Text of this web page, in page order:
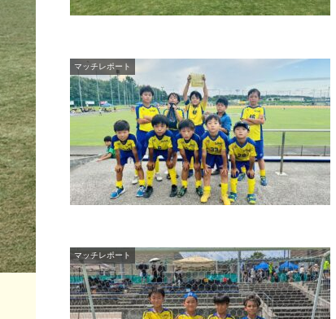
マッチレポート
マッチレポート